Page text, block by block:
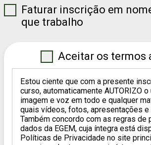
Faturar inscrição em
que trabalho
Estou ciente que com a presente
curso, automaticamente AUTORIZO
imagem e voz em todo e qualquer
quais vídeos, fotos, apresentações e
Também concordo com as regras de
dados da EGEM, cuja íntegra está
Políticas de Privacidade no site